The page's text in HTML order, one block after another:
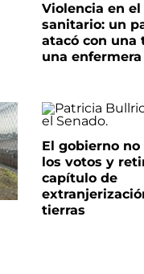
Violencia en
sanitario: un
atacó con una
una enfermera
El gobierno
los votos y
capítulo de
tierras